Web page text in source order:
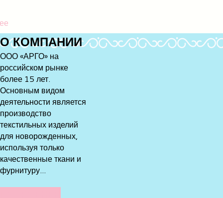
ОКОМПАНИИ
ООО «АРГО» на
российском рынке
более 15 лет.
Основным видом
деятельности является
производство
текстильных изделий
для новорожденных,
используя только
качественные ткани и
фурнитуру...